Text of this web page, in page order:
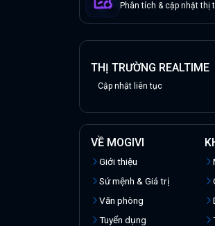
Phân tích & cập nhật thị
THỊ TRƯỜNG REALTIME
Cập nhật liên tục
VỀ MOGIVI
Giới thiệu
Sứ mệnh & Giá trị
Văn phòng
Tuyển dụng